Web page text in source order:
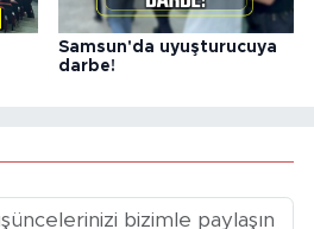
Samsun'da uyuşturucuya
darbe!